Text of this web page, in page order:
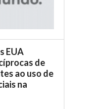
EUA
de
ao uso de
na